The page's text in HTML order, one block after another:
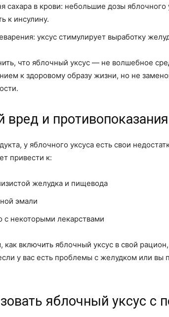
сахара в крови: небольшие дозы яблочного
к инсулину.
уксус стимулирует выработку
что яблочный уксус — не волшебное
к здоровому образу жизни, но не
и противопоказания
у яблочного уксуса есть свои
привести к:
желудка и пищевода
эмали
с некоторыми лекарствами
включить яблочный уксус в свой
у вас есть проблемы с желудком или вы
яблочный уксус с